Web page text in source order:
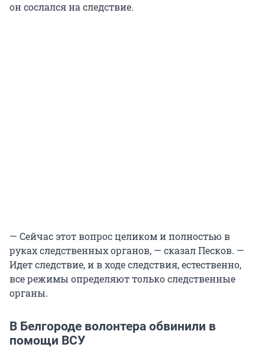
он сослался на следствие.
— Сейчас этот вопрос целиком и полностью в
руках следственных органов, — сказал Песков. —
Идет следствие, и в ходе следствия, естественно,
все режимы определяют только следственные
органы.
В Белгороде волонтера обвинили в
помощи ВСУ